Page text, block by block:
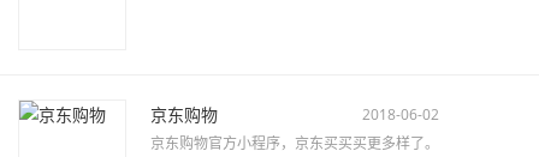
京东购物
2018-06-02
京东购物官方小程序，京东买买买更多样了。